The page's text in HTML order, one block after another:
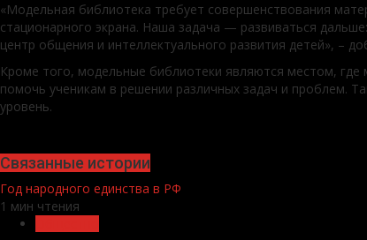
«Модельная библиотека требует совершенствования
стационарного экрана. Наша задача — развиваться
центр общения и интеллектуального развития детей», –
Кроме того, модельные библиотеки являются местом,
помочь ученикам в решении различных задач и проблем.
уровень.
Связанные истории
Год народного единства в РФ
1 мин чтения